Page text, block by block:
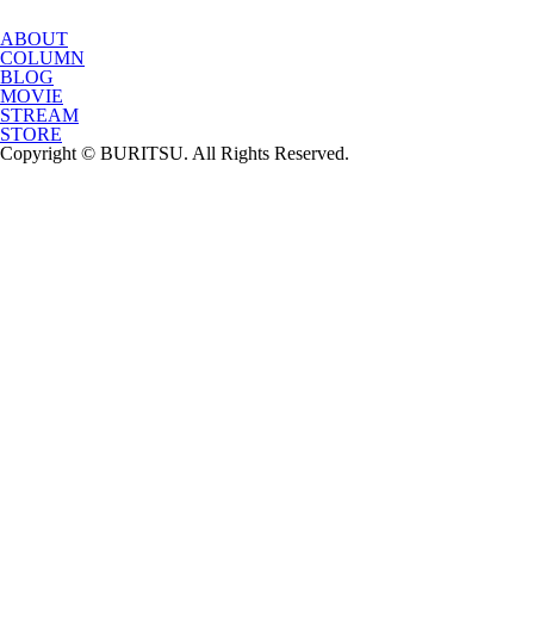
ABOUT
COLUMN
BLOG
MOVIE
STREAM
STORE
Copyright © BURITSU. All Rights Reserved.